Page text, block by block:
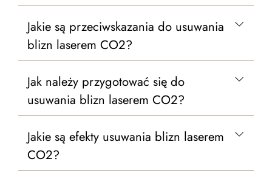
Jakie są przeciwskazania do usuwania
blizn laserem CO2?
Jak należy przygotować się do
usuwania blizn laserem CO2?
Jakie są efekty usuwania blizn laserem
CO2?